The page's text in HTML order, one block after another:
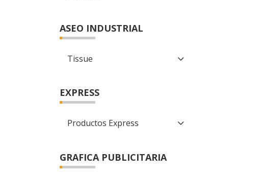
ASEO INDUSTRIAL
Tissue
EXPRESS
Productos Express
GRAFICA PUBLICITARIA